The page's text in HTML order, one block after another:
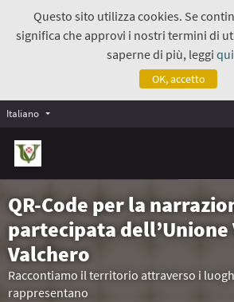
Questo sito utilizza cookies. Se
significa che approvi i nostri termini di
saperne di più, leggiqui
OK, accetto
Italiano
QR-Code per la
partecipata dell’Unione
Valchero
Raccontiamo il territorio attraverso i
rappresentano